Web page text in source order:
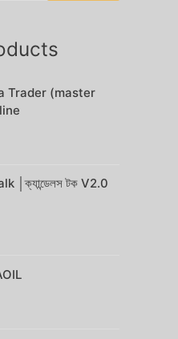
Trader (master
│ক্যান্ডেলস টক V2.0